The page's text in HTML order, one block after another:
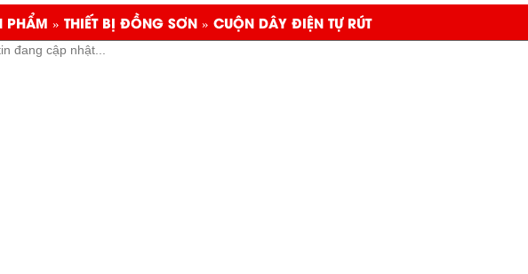
PHẨM » THIẾT BỊ ĐỒNG SƠN » CUỘN DÂY ĐIỆN TỰ RÚT
đang cập nhật...